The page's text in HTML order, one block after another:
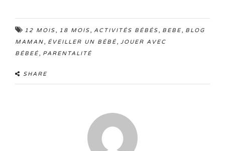
12 MOIS, 18 MOIS, ACTIVITÉS BÉBÉS, BEBE, BLOG
MAMAN, ÉVEILLER UN BÉBÉ, JOUER AVEC
BÉBEÉ, PARENTALITÉ
SHARE